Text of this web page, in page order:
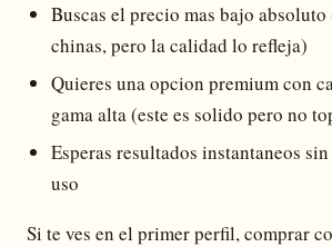
Buscas el precio mas bajo
chinas, pero la calidad lo refleja)
Quieres una opcion premium con
gama alta (este es solido pero no
Esperas resultados instantaneos
uso
Si te ves en el primer perfil, comprar